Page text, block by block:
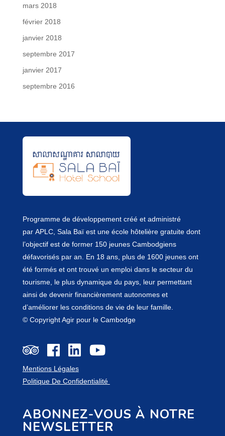
mars 2018
février 2018
janvier 2018
septembre 2017
janvier 2017
septembre 2016
Programme de développement créé et administré
par APLC, Sala Baï est une école hôtelière gratuite dont
l’objectif est de former 150 jeunes Cambodgiens
défavorisés par an. En 18 ans, plus de 1600 jeunes ont
été formés et ont trouvé un emploi dans le secteur du
tourisme, le plus dynamique du pays, leur permettant
ainsi de devenir financièrement autonomes et
d’améliorer les conditions de vie de leur famille.
© Copyright Agir pour le Cambodge
Mentions Légales
Politique De Confidentialité
ABONNEZ-VOUS À NOTRE
NEWSLETTER